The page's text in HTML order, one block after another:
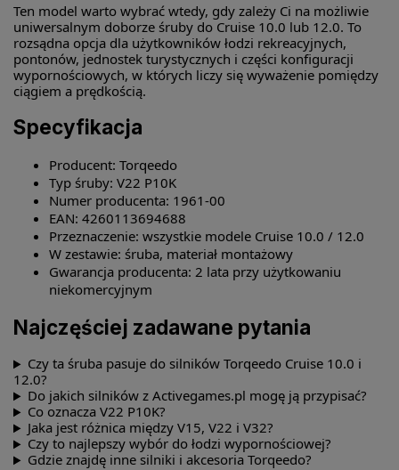
Ten model warto wybrać wtedy, gdy zależy Ci na możliwie
uniwersalnym doborze śruby do Cruise 10.0 lub 12.0. To
rozsądna opcja dla użytkowników łodzi rekreacyjnych,
pontonów, jednostek turystycznych i części konfiguracji
wypornościowych, w których liczy się wyważenie pomiędzy
ciągiem a prędkością.
Specyfikacja
Producent: Torqeedo
Typ śruby: V22 P10K
Numer producenta: 1961-00
EAN: 4260113694688
Przeznaczenie: wszystkie modele Cruise 10.0 / 12.0
W zestawie: śruba, materiał montażowy
Gwarancja producenta: 2 lata przy użytkowaniu
niekomercyjnym
Najczęściej zadawane pytania
Czy ta śruba pasuje do silników Torqeedo Cruise 10.0 i
12.0?
Do jakich silników z Activegames.pl mogę ją przypisać?
Co oznacza V22 P10K?
Jaka jest różnica między V15, V22 i V32?
Czy to najlepszy wybór do łodzi wypornościowej?
Gdzie znajdę inne silniki i akcesoria Torqeedo?